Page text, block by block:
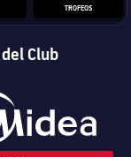
TROFEOS
Club